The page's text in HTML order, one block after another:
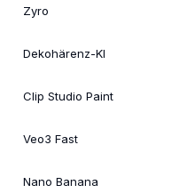
Zyro
Dekohärenz-KI
Clip Studio Paint
Veo3 Fast
Nano Banana